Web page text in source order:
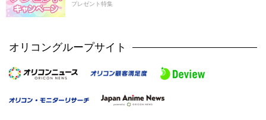
プレゼント特集
オリコングループサイト